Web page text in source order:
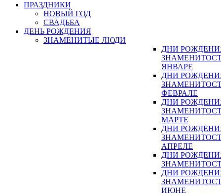
ПРАЗДНИКИ
НОВЫЙ ГОД
СВАДЬБА
ДЕНЬ РОЖДЕНИЯ
ЗНАМЕНИТЫЕ ЛЮДИ
ДНИ
ЯНВАРЕ
ДНИ
ФЕВРАЛЕ
ДНИ
МАРТЕ
ДНИ
АПРЕЛЕ
ДНИ
ДНИ
ИЮНЕ